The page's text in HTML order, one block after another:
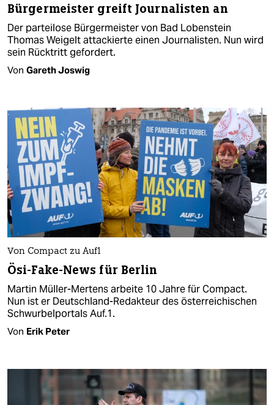
Bürgermeister greift Journalisten an
Der parteilose Bürgermeister von Bad Lobenstein
Thomas Weigelt attackierte einen Journalisten. Nun wird
sein Rücktritt gefordert.
Von Gareth Joswig
Von Compact zu Auf1
Ösi-Fake-News für Berlin
Martin Müller-Mertens arbeite 10 Jahre für Compact.
Nun ist er Deutschland-Redakteur des österreichischen
Schwurbelportals Auf.1.
Von Erik Peter